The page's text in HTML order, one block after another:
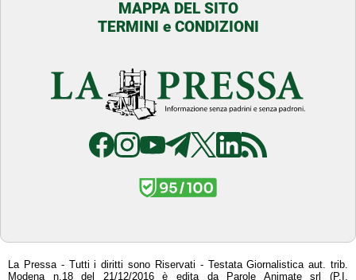
MAPPA DEL SITO
TERMINI e CONDIZIONI
La Pressa - Tutti i diritti sono Riservati - Testata Giornalistica aut. trib.
Modena n.18 del 21/12/2016 è edita da Parole Animate srl (P.I.